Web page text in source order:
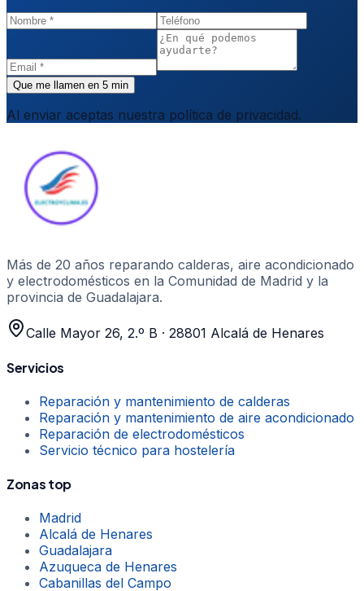
Que me llamen en 5 min
Al enviar aceptas nuestra política de privacidad.
Más de 20 años reparando calderas, aire acondicionado
y electrodomésticos en la Comunidad de Madrid y la
provincia de Guadalajara.
Calle Mayor 26, 2.º B · 28801 Alcalá de Henares
Servicios
Reparación y mantenimiento de calderas
Reparación y mantenimiento de aire acondicionado
Reparación de electrodomésticos
Servicio técnico para hostelería
Zonas top
Madrid
Alcalá de Henares
Guadalajara
Azuqueca de Henares
Cabanillas del Campo